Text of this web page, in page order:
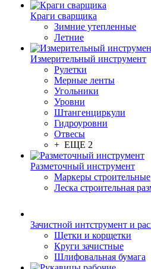
Краги сварщика
Зимние утепленные
Летние
Измерительный инструмент
Рулетки
Мерные ленты
Угольники
Уровни
Штангенциркули
Гидроуровни
Отвесы
+ ЕЩЕ 2
Разметочный инструмент
Маркеры строительные
Леска строительная
Зачистной интструмент и
Щетки и корщетки
Круги зачистные
Шлифовальная бумага